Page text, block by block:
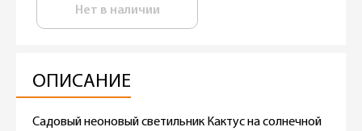
Нет в наличии
ОПИСАНИЕ
Садовый неоновый светильник Кактус на солнечной